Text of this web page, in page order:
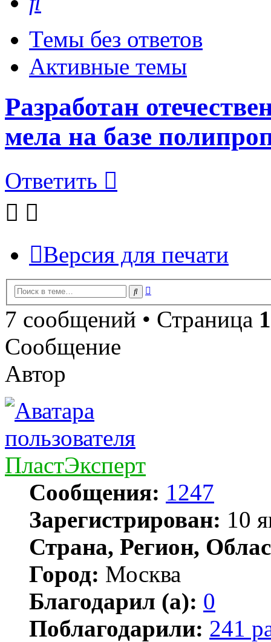
Темы без ответов
Активные темы
Разработан
мела на базе
Ответить
Версия для печати
Поиск
7 сообщений • Страница 1
Сообщение
Автор
ПластЭксперт
Сообщения: 1247
Зарегистрирован: 10
Страна, Регион,
Город: Москва
Благодарил (а): 0
Поблагодарили: 241